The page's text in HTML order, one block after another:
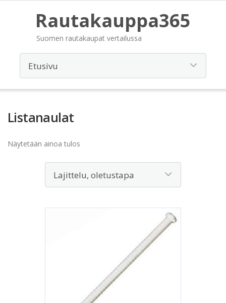
Rautakauppa365
Suomen rautakaupat vertailussa
Listanaulat
Näytetään ainoa tulos